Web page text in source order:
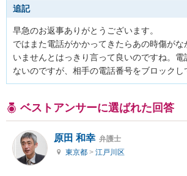
追記
早急のお返事ありがとうございます。
ではまた電話がかかってきたらあの時傷が
いませんとはっきり言って良いのですね。
ないのですが、相手の電話番号をブロックし
ベストアンサーに選ばれた回答
原田 和幸 弁護士
東京都 > 江戸川区